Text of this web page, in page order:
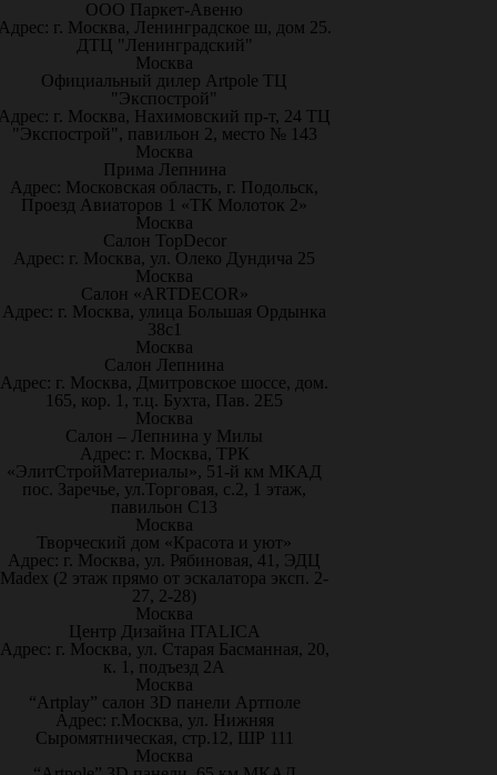
ООО Паркет-Авeню
г. Москва, Ленинградское ш, дом 25.
ДТЦ "Ленинградский"
Москва
Официальный дилер Artpole ТЦ
"Экспострой"
г. Москва, Нахимовский пр-т, 24 ТЦ
"Экспострой", павильон 2, место № 143
Москва
Прима Лепнина
Адрес: Московская область, г. Подольск,
Проезд Авиаторов 1 «ТК Молоток 2»
Москва
Салон TopDecor
Адрес: г. Москва, ул. Олеко Дундича 25
Москва
Салон «ARTDECOR»
Адрес: г. Москва, улица Большая Ордынка
38с1
Москва
Салон Лепнина
Адрес: г. Москва, Дмитровское шоссе, дом.
165, кор. 1, т.ц. Бухта, Пав. 2Е5
Москва
Салон – Лепнина у Милы
Адрес: г. Москва, ТРК
«ЭлитСтройМатериалы», 51-й км МКАД
пос. Заречье, ул.Торговая, с.2, 1 этаж,
павильон С13
Москва
Творческий дом «Красота и уют»
Адрес: г. Москва, ул. Рябиновая, 41, ЭДЦ
Madex (2 этаж прямо от эскалатора эксп. 2-
27, 2-28)
Москва
Центр Дизайна ITALICA
Адрес: г. Москва, ул. Старая Басманная, 20,
к. 1, подъезд 2А
Москва
“Artplay” салон 3D панели Артполе
Адрес: г.Москва, ул. Нижняя
Сыромятническая, стр.12, ШР 111
Москва